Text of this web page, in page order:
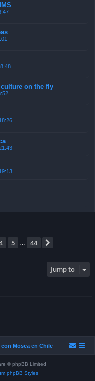
on the fly
5 44
Jump to
con Mosca en Chile
© phpBB Limited
phpBB Styles